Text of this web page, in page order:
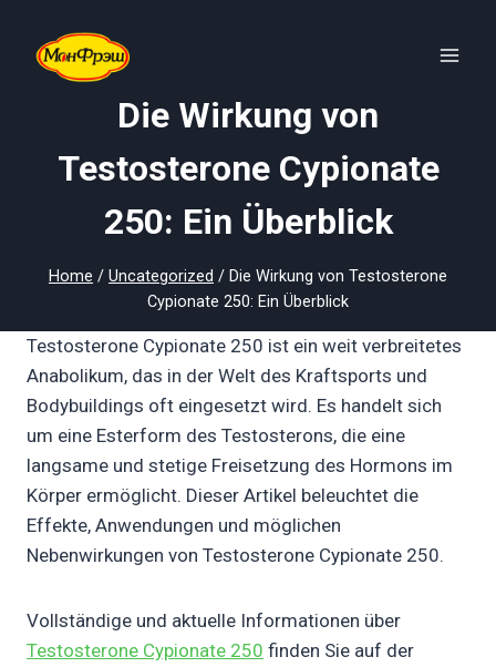
content
Die Wirkung von
Testosterone Cypionate
250: Ein Überblick
Home / Uncategorized / Die Wirkung von Testosterone
Cypionate 250: Ein Überblick
Testosterone Cypionate 250 ist ein weit verbreitetes
Anabolikum, das in der Welt des Kraftsports und
Bodybuildings oft eingesetzt wird. Es handelt sich
um eine Esterform des Testosterons, die eine
langsame und stetige Freisetzung des Hormons im
Körper ermöglicht. Dieser Artikel beleuchtet die
Effekte, Anwendungen und möglichen
Nebenwirkungen von Testosterone Cypionate 250.
Vollständige und aktuelle Informationen über
Testosterone Cypionate 250 finden Sie auf der